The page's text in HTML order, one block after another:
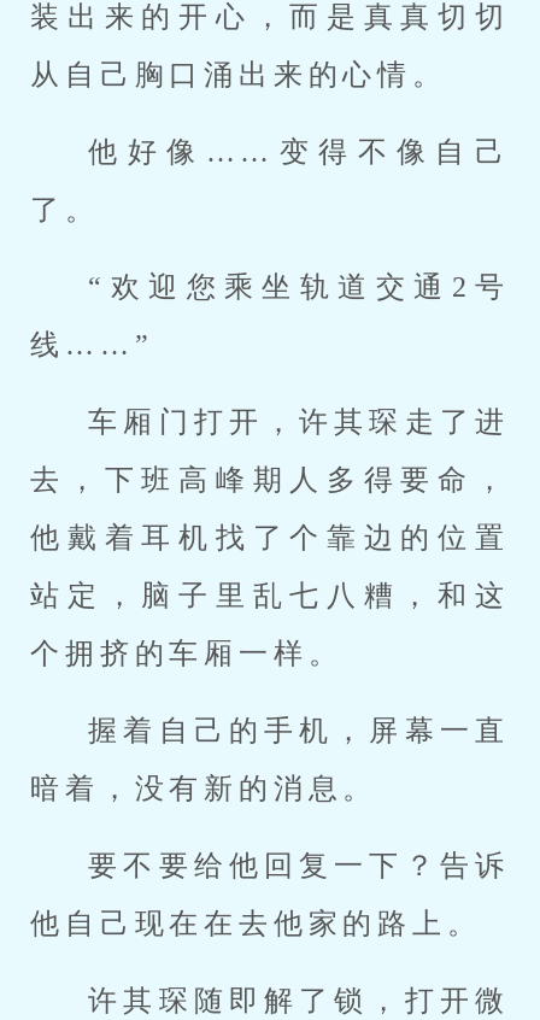
装出来的开心，而是真真切切
从自己胸口涌出来的心情。
他好像……变得不像自己
了。
“欢迎您乘坐轨道交通2号
线……”
车厢门打开，许其琛走了进
去，下班高峰期人多得要命，
他戴着耳机找了个靠边的位置
站定，脑子里乱七八糟，和这
个拥挤的车厢一样。
握着自己的手机，屏幕一直
暗着，没有新的消息。
要不要给他回复一下？告诉
他自己现在在去他家的路上。
许其琛随即解了锁，打开微